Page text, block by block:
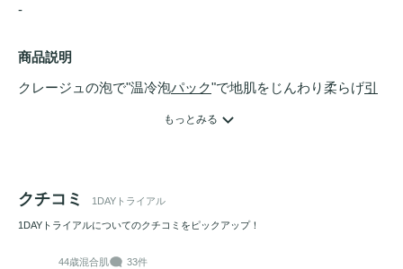
-
商品説明
クレージュの泡で"温冷泡パック"で地肌をじんわり柔らげ引
もっとみる
クチコミ 1DAYトライアル
1DAYトライアルについてのクチコミをピックアップ！
44歳混合肌 33件